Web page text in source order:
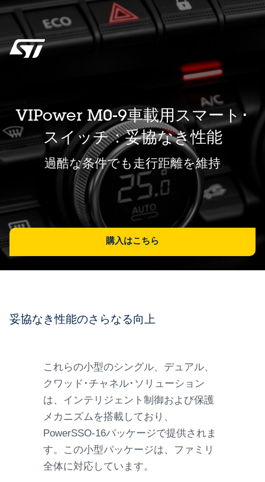
VIPower M0-9車載用スマート･
スイッチ：妥協なき性能
過酷な条件でも走行距離を維持
購入はこちら
妥協なき性能のさらなる向上
これらの小型のシングル、デュアル、
クワッド･チャネル･ソリューション
は、インテリジェント制御および保護
メカニズムを搭載しており、
PowerSSO-16パッケージで提供されま
す。この小型パッケージは、ファミリ
全体に対応しています。